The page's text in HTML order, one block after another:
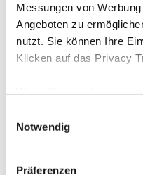
Messungen von
Angeboten zu
nutzt. Sie können Ihre
Klicken auf das Privacy
genau sein können
Notwendig
Präferenzen
und
bezeichnet,